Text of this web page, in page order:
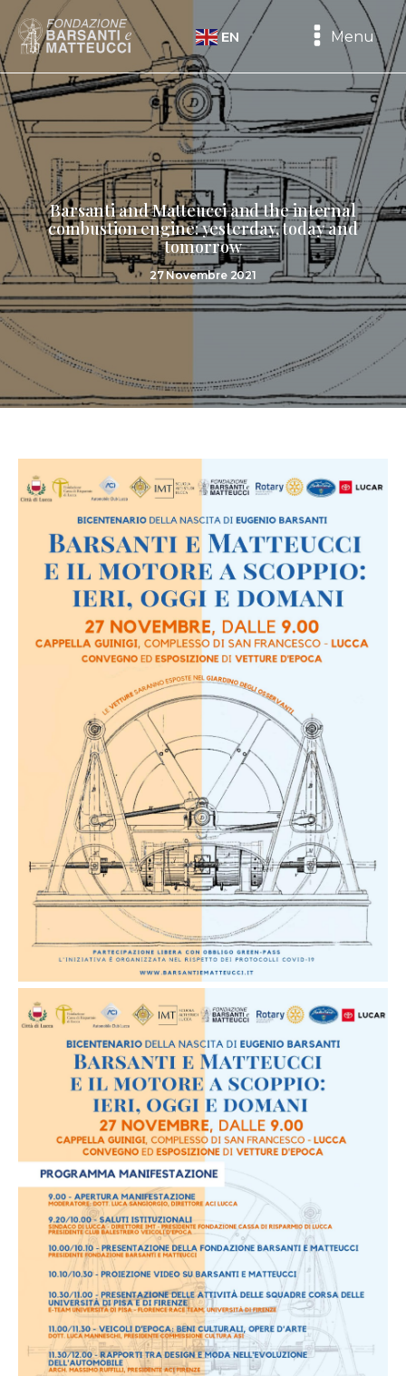
EN Menu
Barsanti and Matteucci and the internal
combustion engine: yesterday, today and
tomorrow
27 Novembre 2021